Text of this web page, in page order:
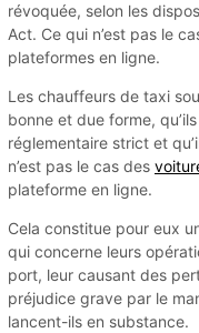
révoquée, selon les
Act. Ce qui n’est pas le
plateformes en ligne.
Les chauffeurs de taxi
bonne et due forme,
réglementaire strict et
n’est pas le cas des
plateforme en ligne.
Cela constitue pour eux
qui concerne leurs
port, leur causant des
préjudice grave par le
lancent-ils en substance.